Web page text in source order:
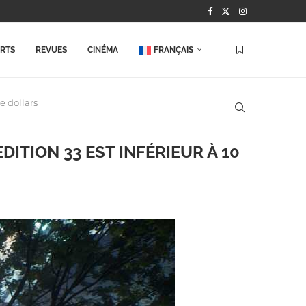
REVUES CINÉMA FRANÇAIS
dollars
33 EST INFÉRIEUR À 10